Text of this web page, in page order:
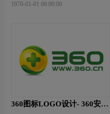
1970-01-01 08:00:00
360图标LOGO设计- 360安全